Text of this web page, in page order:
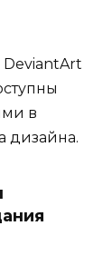
DeviantArt
в
дизайна.